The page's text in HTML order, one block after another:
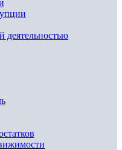
деятельностью